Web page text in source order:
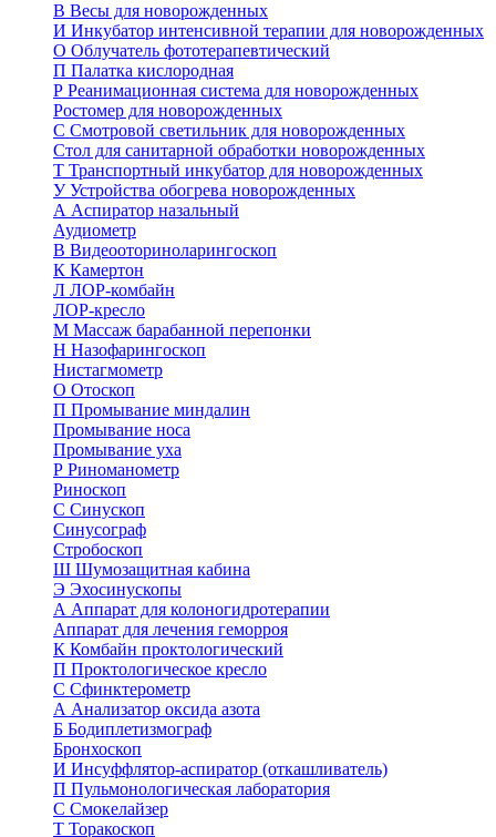
В Весы для новорожденных
И Инкубатор интенсивной терапии для новорожденных
О Облучатель фототерапевтический
П Палатка кислородная
Р Реанимационная система для новорожденных
Ростомер для новорожденных
С Смотровой светильник для новорожденных
Стол для санитарной обработки новорожденных
Т Транспортный инкубатор для новорожденных
УУстройства обогрева новорожденных
А Аспиратор назальный
Аудиометр
В Видеооториноларингоскоп
К Камертон
Л ЛОР-комбайн
ЛОР-кресло
М Массаж барабанной перепонки
Н Назофарингоскоп
Нистагмометр
О Отоскоп
П Промывание миндалин
Промывание носа
Промывание уха
Р Риноманометр
Риноскоп
С Синускоп
Синусограф
Стробоскоп
Ш Шумозащитная кабина
Э Эхосинускопы
А Аппарат для колоногидротерапии
Аппарат для лечения геморроя
К Комбайн проктологический
П Проктологическое кресло
С Сфинктерометр
А Анализатор оксида азота
Б Бодиплетизмограф
Бронхоскоп
И Инсуффлятор-аспиратор (откашливатель)
П Пульмонологическая лаборатория
С Смокелайзер
Т Торакоскоп